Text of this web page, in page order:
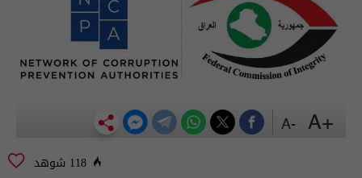
118 شوهد
+A
-A